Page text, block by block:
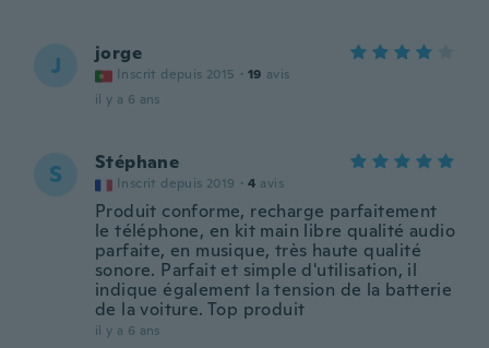
J jorge
Inscrit depuis 2015 · 19 avis
il y a 6 ans
S Stéphane
Inscrit depuis 2019 · 4 avis
Produit conforme, recharge parfaitement
le téléphone, en kit main libre qualité audio
parfaite, en musique, très haute qualité
sonore. Parfait et simple d'utilisation, il
indique également la tension de la batterie
de la voiture. Top produit
il y a 6 ans